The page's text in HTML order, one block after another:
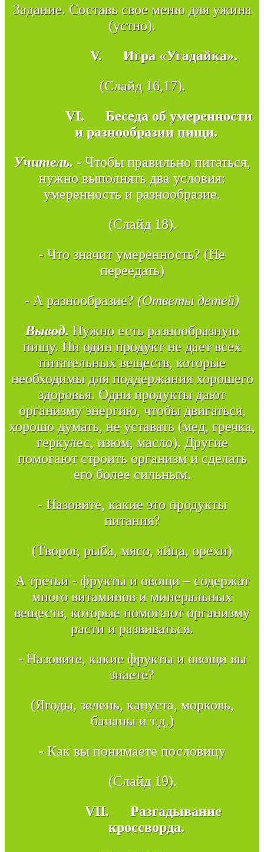
Задание. Составь свое меню для ужина
(устно).
V. Игра «Угадайка».
(Слайд 16,17).
VI. Беседа об умеренности
и разнообразии пищи.
Учитель. - Чтобы правильно питаться,
нужно выполнять два условия:
умеренность и разнообразие.
(Слайд 18).
- Что значит умеренность? (Не
переедать)
- А разнообразие? (Ответы детей)
Вывод. Нужно есть разнообразную
пищу. Ни один продукт не дает всех
питательных веществ, которые
необходимы для поддержания хорошего
здоровья. Одни продукты дают
организму энергию, чтобы двигаться,
хорошо думать, не уставать (мед, гречка,
геркулес, изюм, масло). Другие
помогают строить организм и сделать
его более сильным.
- Назовите, какие это продукты
питания?
(Творог, рыба, мясо, яйца, орехи)
А третьи - фрукты и овощи – содержат
много витаминов и минеральных
веществ, которые помогают организму
расти и развиваться.
- Назовите, какие фрукты и овощи вы
знаете?
(Ягоды, зелень, капуста, морковь,
бананы и т.д.)
- Как вы понимаете пословицу
(Слайд 19).
VII. Разгадывание
кроссворда.